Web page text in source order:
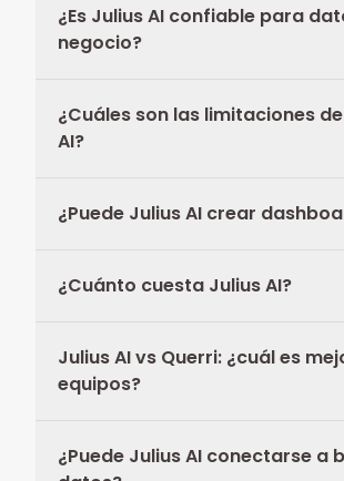
¿Es Julius AI confiable para
negocio?
¿Cuáles son las limitaciones
AI?
¿Puede Julius AI crear
¿Cuánto cuesta Julius AI?
Julius AI vs Querri: ¿cuál es
equipos?
¿Puede Julius AI conectarse a